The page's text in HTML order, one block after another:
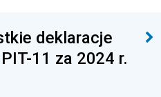
deklaracje
11 za 2024 r.